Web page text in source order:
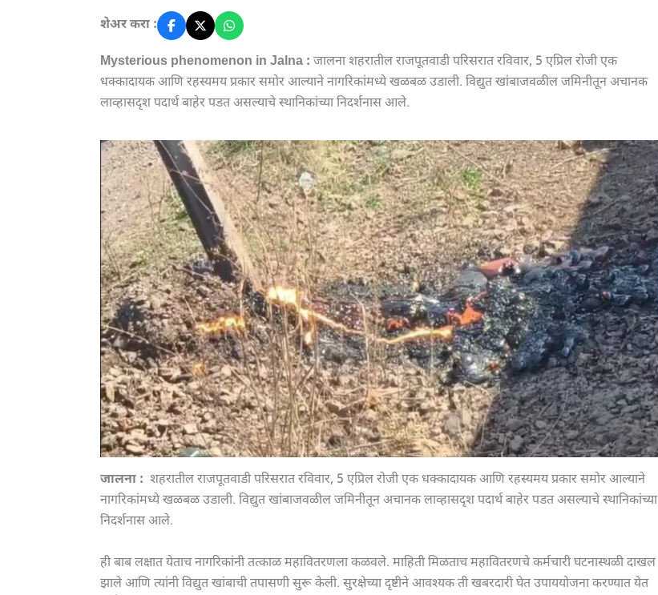
शेअर करा :
Mysterious phenomenon in Jalna : जालना शहरातील राजपूतवाडी परिसरात रविवार, 5 एप्रिल रोजी एक
धक्कादायक आणि रहस्यमय प्रकार समोर आल्याने नागरिकांमध्ये खळबळ उडाली. विद्युत खांबाजवळील जमिनीतून अचानक
लाव्हासदृश पदार्थ बाहेर पडत असल्याचे स्थानिकांच्या निदर्शनास आले.
जालना : शहरातील राजपूतवाडी परिसरात रविवार, 5 एप्रिल रोजी एक धक्कादायक आणि रहस्यमय प्रकार समोर आल्याने
नागरिकांमध्ये खळबळ उडाली. विद्युत खांबाजवळील जमिनीतून अचानक लाव्हासदृश पदार्थ बाहेर पडत असल्याचे स्थानिकांच्या
निदर्शनास आले.
ही बाब लक्षात येताच नागरिकांनी तत्काळ महावितरणला कळवले. माहिती मिळताच महावितरणचे कर्मचारी घटनास्थळी दाखल
झाले आणि त्यांनी विद्युत खांबाची तपासणी सुरू केली. सुरक्षेच्या दृष्टीने आवश्यक ती खबरदारी घेत उपाययोजना करण्यात येत